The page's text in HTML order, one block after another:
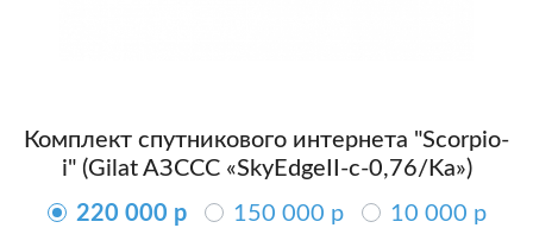
Комплект спутникового интернета "Scorpio-
i" (Gilat AЗССС «SkyEdgeII-c-0,76/Ka»)
220 000 p
150 000 p 10 000 p